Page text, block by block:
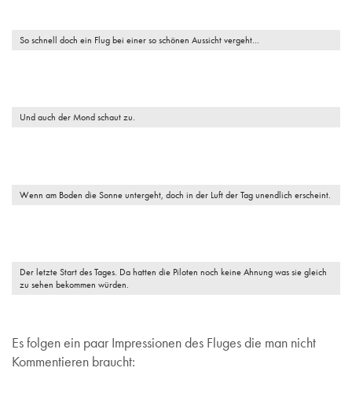
So schnell doch ein Flug bei einer so schönen Aussicht vergeht…
Und auch der Mond schaut zu.
Wenn am Boden die Sonne untergeht, doch in der Luft der Tag unendlich erscheint.
Der letzte Start des Tages. Da hatten die Piloten noch keine Ahnung was sie gleich
zu sehen bekommen würden.
Es folgen ein paar Impressionen des Fluges die man nicht
Kommentieren braucht: